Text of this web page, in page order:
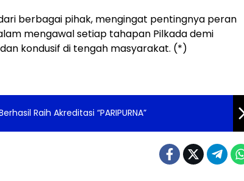
berbagai pihak, mengingat pentingnya peran
mengawal setiap tahapan Pilkada demi
kondusif di tengah masyarakat. (*)
Raih Akreditasi “PARIPURNA”